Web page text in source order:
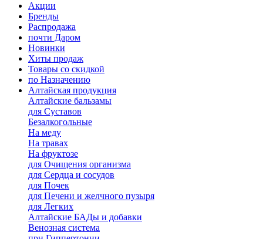
Акции
Бренды
Распродажа
почти Даром
Новинки
Хиты продаж
Товары со скидкой
по Назначению
Алтайская продукция
Алтайские бальзамы
для Суставов
Безалкогольные
На меду
На травах
На фруктозе
для Очищения организма
для Сердца и сосудов
для Почек
для Печени и желчного пузыря
для Легких
Алтайские БАДы и добавки
Венозная система